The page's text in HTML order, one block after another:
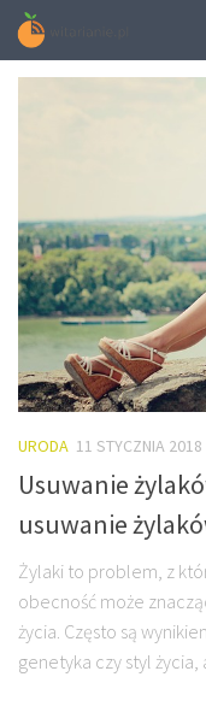
URODA 11 STYCZNIA 2018
Usuwanie
usuwanie
Żylaki to problem, z
obecność może
życia. Często są
genetyka czy styl życia,